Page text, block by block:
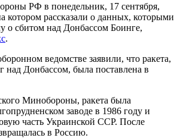
РФ в понедельник, 17 сентября,
котором рассказали о данных, которыми
о сбитом над Донбассом Боинге,
.
ведомстве заявили, что ракета,
над Донбассом, была поставлена в
Минобороны, ракета была
заводе в 1986 году и
часть Украинской ССР. После
в Россию.